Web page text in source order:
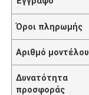
Όροι πληρωμής
Αριθμό μοντέλου
Δυνατότητα
προσφοράς